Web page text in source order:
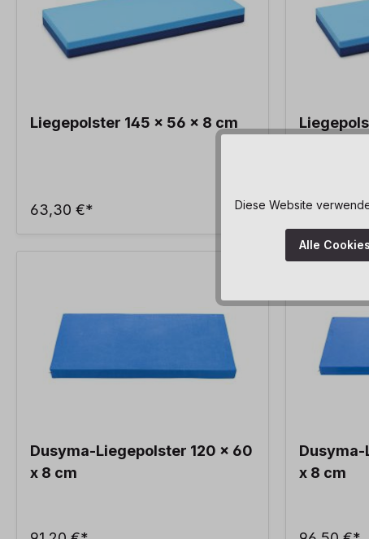
Liegepolster 145 x 56 x 8 cm
63,30 €* 61,00 €*
Dusyma-Liegepolster 120 x 60
x 8 cm
x 8 cm
Diese Website
Alle